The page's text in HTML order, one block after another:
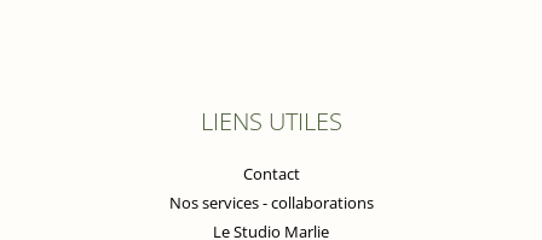
LIENS UTILES
Contact
Nos services - collaborations
Le Studio Marlie